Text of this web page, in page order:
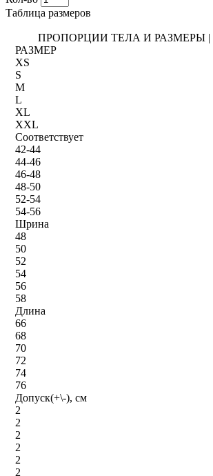
Таблица размеров
ПРОПОРЦИИ ТЕЛА И РАЗМЕРЫ
РАЗМЕР
XS
S
M
L
XL
XXL
Соответствует
42-44
44-46
46-48
48-50
52-54
54-56
Шрина
48
50
52
54
56
58
Длина
66
68
70
72
74
76
Допуск(+\-), см
2
2
2
2
2
2